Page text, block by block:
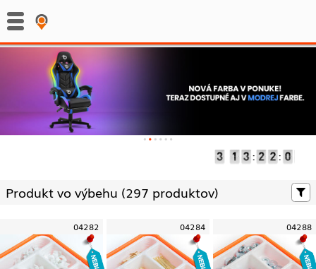
: :
Produkt vo výbehu (297 produktov)
04282 04284 04288